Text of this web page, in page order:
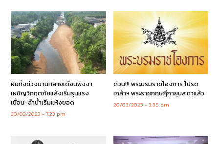
ฝนทิ้งช่วงนานหลายเดือนพังงา
เผชิญวิกฤตภัยแล้งเริ่มรุนแรง
เขื่อน-ลำน้ำเริ่มแห้งขอด
20/03/2023 7:23 pm
ด่วน!!! พระบรมราชโองการ โปรด
เกล้าฯ พระราชกฤษฎีกายุบสภาแล้ว
20/03/2023 3:35 pm